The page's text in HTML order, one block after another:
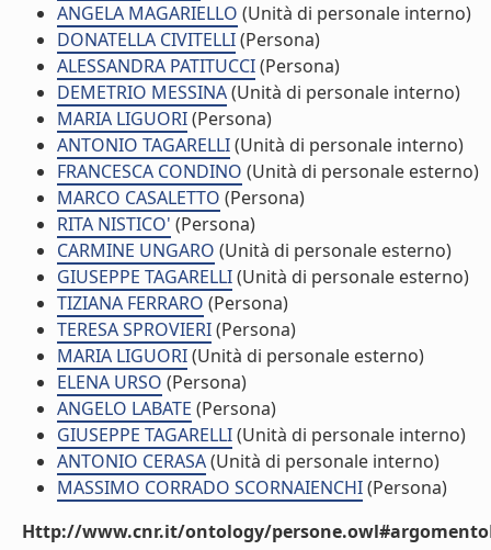
ANGELA MAGARIELLO (Unità di personale interno)
DONATELLA CIVITELLI(Persona)
ALESSANDRA PATITUCCI(Persona)
DEMETRIO MESSINA(Unità di personale interno)
MARIA LIGUORI(Persona)
ANTONIO TAGARELLI(Unità di personale interno)
FRANCESCA CONDINO (Unità di personale esterno)
MARCO CASALETTO (Persona)
RITA NISTICO' (Persona)
CARMINE UNGARO (Unità di personale esterno)
GIUSEPPE TAGARELLI(Unità di personale esterno)
TIZIANA FERRARO (Persona)
TERESA SPROVIERI(Persona)
MARIA LIGUORI(Unità di personale esterno)
ELENA URSO (Persona)
ANGELO LABATE (Persona)
GIUSEPPE TAGARELLI(Unità di personale interno)
ANTONIO CERASA(Unità di personale interno)
MASSIMO CORRADO SCORNAIENCHI(Persona)
Http://www.cnr.it/ontology/